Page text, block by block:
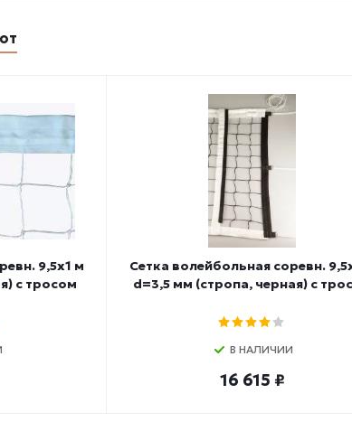
9,5х1 м
с тросом
Сетка волейбольная соревн.
d=3,5 мм (стропа, черная) с
В НАЛИЧИИ
16 615 ₽